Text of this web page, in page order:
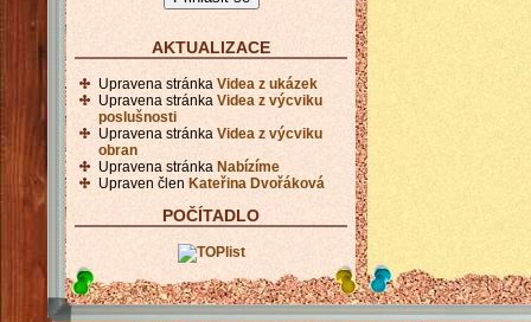
AKTUALIZACE
Upravena stránka Videa z ukázek
Upravena stránka Videa z výcviku
poslušnosti
Upravena stránka Videa z výcviku
obran
Upravena stránka Nabízíme
Upraven člen Kateřina Dvořáková
POČÍTADLO